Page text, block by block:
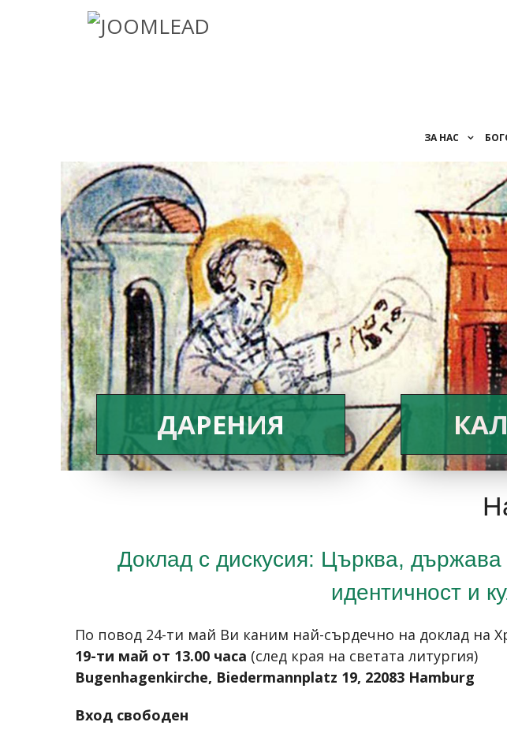
ЗА НАС
ДАРЕНИЯ
Доклад с дискусия: Църква,
идентичност и
По повод 24-ти май Ви каним най-сърдечно на доклад на
19-ти май от 13.00 часа (след края на светата литургия)
Bugenhagenkirche, Biedermannplatz 19, 22083 Hamburg
Вход свободен